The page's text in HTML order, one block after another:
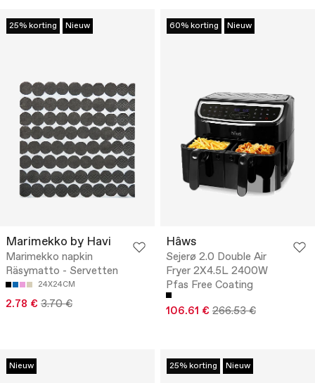
25% korting Nieuw
Marimekko by Havi
Marimekko napkin
Räsymatto - Servetten
24X24CM
2.78 € 3.70 €
60% korting Nieuw
Hâws
Sejerø 2.0 Double Air
Fryer 2X4.5L 2400W
Pfas Free Coating
106.61 € 266.53 €
Nieuw 25% korting Nieuw